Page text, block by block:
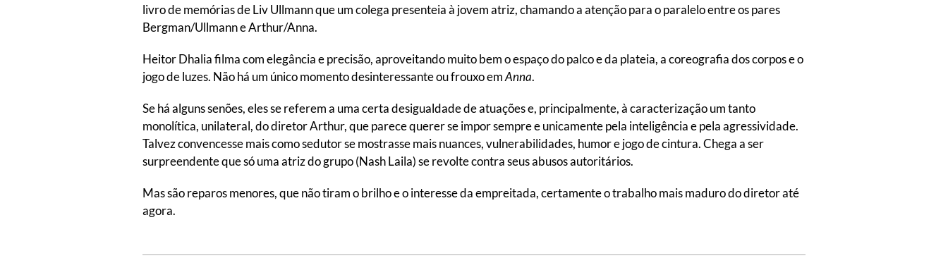
livro de memórias de Liv Ullmann que um colega presenteia à jovem atriz, chamando a atenção para o paralelo entre os pares
Bergman/Ullmann e Arthur/Anna.
Heitor Dhalia filma com elegância e precisão, aproveitando muito bem o espaço do palco e da plateia, a coreografia dos corpos e o
jogo de luzes. Não há um único momento desinteressante ou frouxo emAnna.
Se há alguns senões, eles se referem a uma certa desigualdade de atuações e, principalmente, à caracterização um tanto
monolítica, unilateral, do diretor Arthur, que parece querer se impor sempre e unicamente pela inteligência e pela agressividade.
Talvez convencesse mais como sedutor se mostrasse mais nuances, vulnerabilidades, humor e jogo de cintura. Chega a ser
surpreendente que só uma atriz do grupo (Nash Laila) se revolte contra seus abusos autoritários.
Mas são reparos menores, que não tiram o brilho e o interesse da empreitada, certamente o trabalho mais maduro do diretor até
agora.